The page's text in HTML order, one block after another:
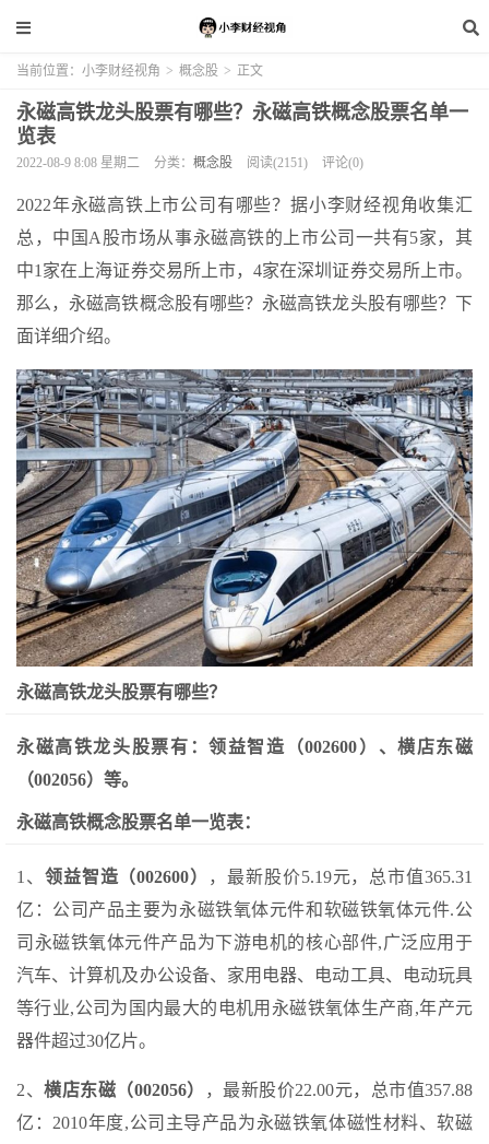
当前位置： 小李财经视角 > 概念股 > 正文
永磁高铁龙头股票有哪些？永磁高铁概念股票名单一
览表
2022-08-9 8:08 星期二 分类： 概念股 阅读(2151) 评论(0)
2022年永磁高铁上市公司有哪些？据小李财经视角收集汇
总，中国A股市场从事永磁高铁的上市公司一共有5家，其
中1家在上海证券交易所上市，4家在深圳证券交易所上市。
那么，永磁高铁概念股有哪些？永磁高铁龙头股有哪些？下
面详细介绍。
永磁高铁龙头股票有哪些？
永磁高铁龙头股票有：领益智造（002600）、横店东磁
（002056）等。
永磁高铁概念股票名单一览表：
1、 领益智造（002600）
，最新股价5.19元，总市值365.31
亿：公司产品主要为永磁铁氧体元件和软磁铁氧体元件.公
司永磁铁氧体元件产品为下游电机的核心部件,广泛应用于
汽车、计算机及办公设备、家用电器、电动工具、电动玩具
等行业,公司为国内最大的电机用永磁铁氧体生产商,年产元
器件超过30亿片。
2、 横店东磁（002056）
，最新股价22.00元，总市值357.88
亿：2010年度,公司主导产品为永磁铁氧体磁性材料、软磁